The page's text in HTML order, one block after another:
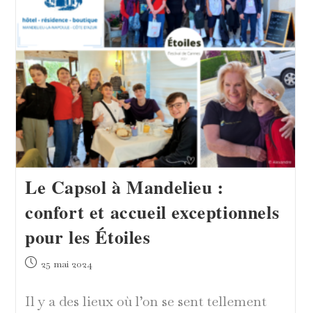
Le Capsol à Mandelieu :
confort et accueil exceptionnels
pour les Étoiles
Publication
25 mai 2024
Il y a des lieux où l’on se sent tellement